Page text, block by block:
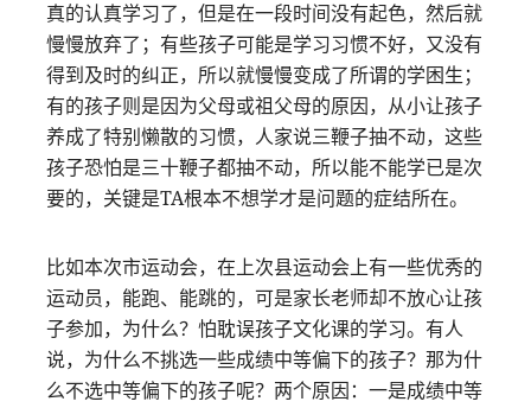
真的认真学习了，但是在一段时间没有起色，然后就
慢慢放弃了；有些孩子可能是学习习惯不好，又没有
得到及时的纠正，所以就慢慢变成了所谓的学困生；
有的孩子则是因为父母或祖父母的原因，从小让孩子
养成了特别懒散的习惯，人家说三鞭子抽不动，这些
孩子恐怕是三十鞭子都抽不动，所以能不能学已是次
要的，关键是TA根本不想学才是问题的症结所在。
比如本次市运动会，在上次县运动会上有一些优秀的
运动员，能跑、能跳的，可是家长老师却不放心让孩
子参加，为什么？怕耽误孩子文化课的学习。有人
说，为什么不挑选一些成绩中等偏下的孩子？那为什
么不选中等偏下的孩子呢？两个原因：一是成绩中等